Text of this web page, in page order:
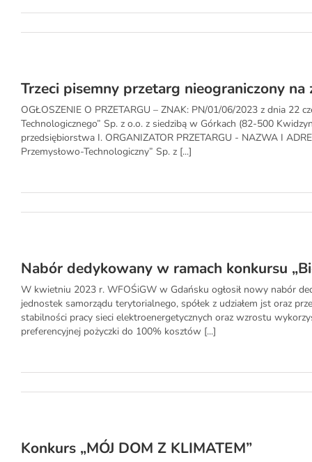
Trzeci pisemny przetarg nieograniczony
OGŁOSZENIE O PRZETARGU – ZNAK: PN/01/06/2023 z dnia 22
Technologicznego” Sp. z o.o. z siedzibą w Górkach (82-500
przedsiębiorstwa I. ORGANIZATOR PRZETARGU - NAZWA I
Przemysłowo-Technologiczny” Sp. z [...]
Nabór dedykowany w ramach konkursu
W kwietniu 2023 r. WFOŚiGW w Gdańsku ogłosił nowy nabór
jednostek samorządu terytorialnego, spółek z udziałem jst oraz
stabilności pracy sieci elektroenergetycznych oraz wzrostu
preferencyjnej pożyczki do 100% kosztów [...]
Konkurs „MÓJ DOM Z KLIMATEM”